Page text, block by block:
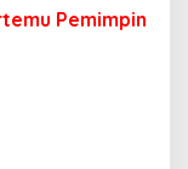
Pemimpin